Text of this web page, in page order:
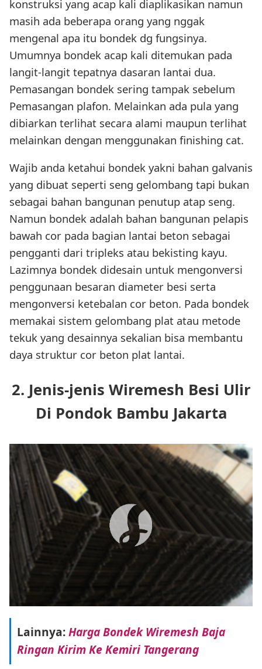
konstruksi yang acap kali diaplikasikan namun
masih ada beberapa orang yang nggak
mengenal apa itu bondek dg fungsinya.
Umumnya bondek acap kali ditemukan pada
langit-langit tepatnya dasaran lantai dua.
Pemasangan bondek sering tampak sebelum
Pemasangan plafon. Melainkan ada pula yang
dibiarkan terlihat secara alami maupun terlihat
melainkan dengan menggunakan finishing cat.
Wajib anda ketahui bondek yakni bahan galvanis
yang dibuat seperti seng gelombang tapi bukan
sebagai bahan bangunan penutup atap seng.
Namun bondek adalah bahan bangunan pelapis
bawah cor pada bagian lantai beton sebagai
pengganti dari tripleks atau bekisting kayu.
Lazimnya bondek didesain untuk mengonversi
penggunaan besaran diameter besi serta
mengonversi ketebalan cor beton. Pada bondek
memakai sistem gelombang plat atau metode
tekuk yang desainnya sekalian bisa membantu
daya struktur cor beton plat lantai.
2. Jenis-jenis Wiremesh Besi Ulir
Di Pondok Bambu Jakarta
Lainnya:Harga Bondek Wiremesh Baja
Ringan Kirim Ke Kemiri Tangerang